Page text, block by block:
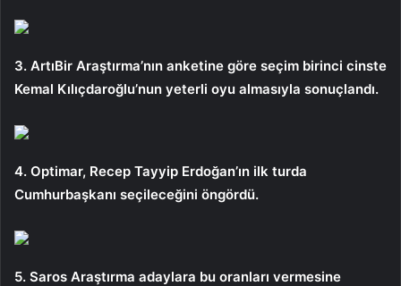
3. ArtıBir Araştırma’nın anketine göre seçim birinci cinste
Kemal Kılıçdaroğlu’nun yeterli oyu almasıyla sonuçlandı.
4. Optimar, Recep Tayyip Erdoğan’ın ilk turda
Cumhurbaşkanı seçileceğini öngördü.
5. Saros Araştırma adaylara bu oranları vermesine